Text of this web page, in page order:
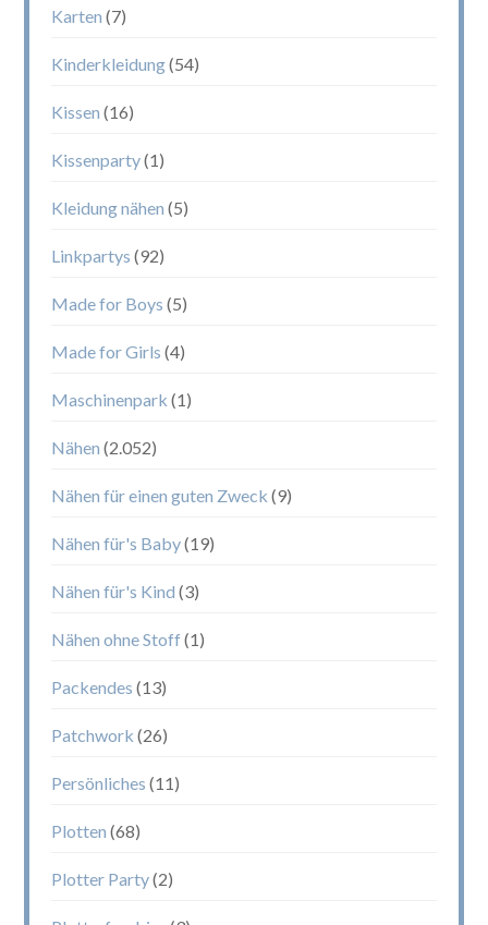
Karten (7)
Kinderkleidung(54)
Kissen (16)
Kissenparty(1)
Kleidung nähen (5)
Linkpartys (92)
Made for Boys (5)
Made for Girls (4)
Maschinenpark (1)
Nähen (2.052)
Nähen für einen guten Zweck (9)
Nähen für's Baby(19)
Nähen für's Kind (3)
Nähen ohne Stoff (1)
Packendes (13)
Patchwork (26)
Persönliches (11)
Plotten (68)
Plotter Party(2)